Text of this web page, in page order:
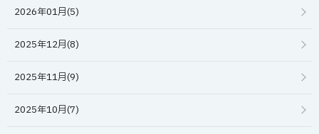
2026年01月(5)
2025年12月(8)
2025年11月(9)
2025年10月(7)